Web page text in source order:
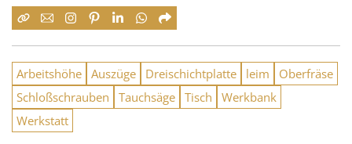
Arbeitshöhe Auszüge Dreischichtplatte leim
Oberfräse
Schloßschrauben
Tauchsäge Tisch
Werkbank
Werkstatt